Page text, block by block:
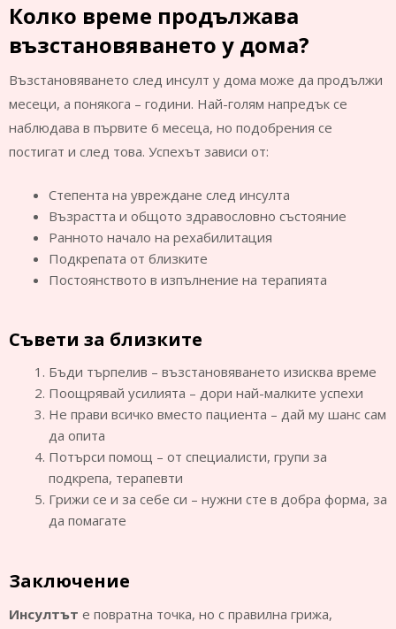
Колко време продължава
възстановяването у дома?
Възстановяването след инсулт у дома може да продължи
месеци, а понякога – години. Най-голям напредък се
наблюдава в първите 6 месеца, но подобрения се
постигат и след това. Успехът зависи от:
Степента на увреждане след инсулта
Възрастта и общото здравословно състояние
Ранното начало на рехабилитация
Подкрепата от близките
Постоянството в изпълнение на терапията
Съвети за близките
Бъди търпелив – възстановяването изисква време
Поощрявай усилията – дори най-малките успехи
Не прави всичко вместо пациента – дай му шанс сам
да опита
Потърси помощ – от специалисти, групи за
подкрепа, терапевти
Грижи се и за себе си – нужни сте в добра форма, за
да помагате
Заключение
Инсултът е повратна точка, но с правилна грижа,